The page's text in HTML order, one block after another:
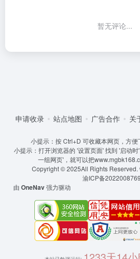
暂无评论...
申请收录 站点地图 广告合作 关
小提示：按 Ctrl+D 可收藏本网页，方便
小提示：打开浏览器的 '设置页面' 找到 '启动
一组网页'，就可以把
Copyright © 2025All Rights Reserved.
渝ICP备
由 OneNav强力驱动